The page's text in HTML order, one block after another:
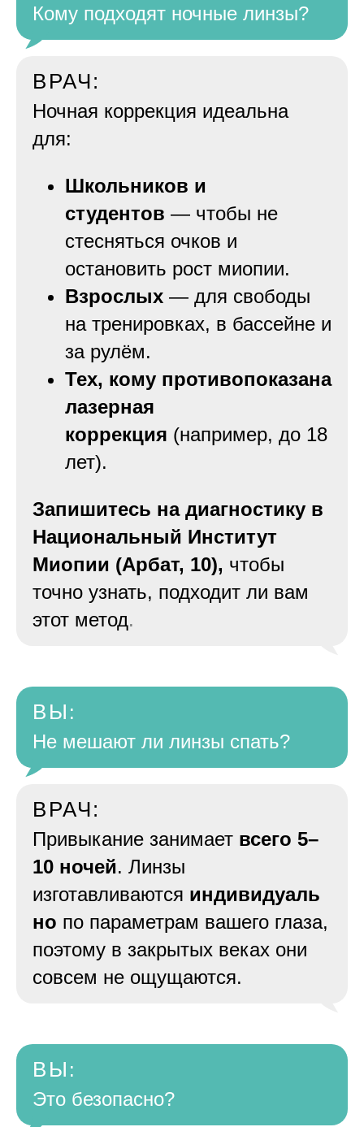
Кому подходят ночные линзы?
ВРАЧ:
Ночная коррекция идеальна
для:
Школьников и
студентов — чтобы не
стесняться очков и
остановить рост миопии.
Взрослых — для свободы
на тренировках, в бассейне и
за рулём.
Тех, кому противопоказана
лазерная
коррекция (например, до 18
лет).
Запишитесь на диагностику в
Национальный Институт
Миопии (Арбат, 10), чтобы
точно узнать, подходит ли вам
этот метод.
ВЫ :
Не мешают ли линзы спать?
ВРАЧ:
Привыкание занимает всего 5–
10 ночей. Линзы
изготавливаются индивидуаль
но по параметрам вашего глаза,
поэтому в закрытых веках они
совсем не ощущаются.
ВЫ :
Это безопасно?